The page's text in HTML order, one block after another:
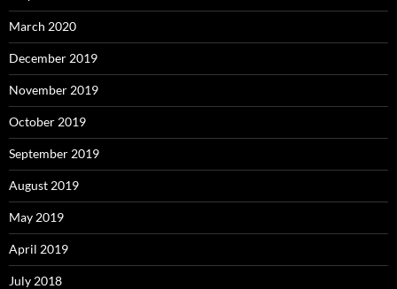
March 2020
December 2019
November 2019
October 2019
September 2019
August 2019
May 2019
April 2019
July 2018